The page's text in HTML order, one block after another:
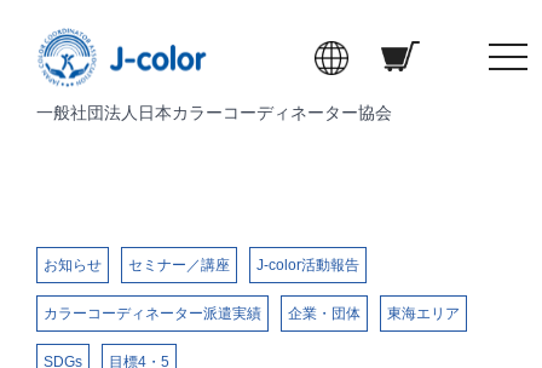
一般社団法人日本カラーコーディネーター協会
t
お知らせ セミナー／講座 J-color活動報告
カラーコーディネーター派遣実績 企業・団体 東海エリア
SDGs 目標4・5